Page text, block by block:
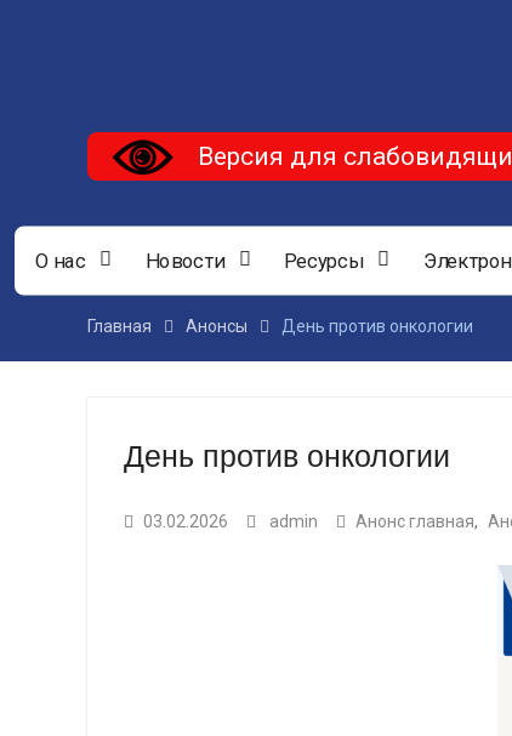
Версия для
О нас Новости Ресурсы
Главная Анонсы День против онкологии
День против онкологии
03.02.2026 admin Анонс главная,